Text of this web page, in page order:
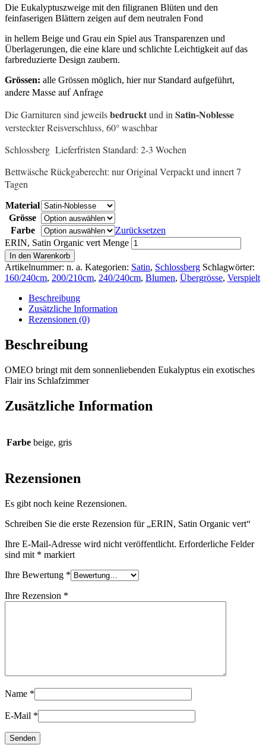
Die Eukalyptuszweige mit den filigranen Blüten und den
feinfaserigen Blättern zeigen auf dem neutralen Fond
in hellem Beige und Grau ein Spiel aus Transparenzen und
Überlagerungen, die eine klare und schlichte Leichtigkeit auf das
farbreduzierte Design zaubern.
Grössen: alle Grössen möglich, hier nur Standard aufgeführt,
andere Masse auf Anfrage
Die Garnituren sind jeweilsbedrucktund in Satin-Noblesse
versteckter Reisverschluss, 60° waschbar
Schlossberg Lieferfristen Standard: 2-3 Wochen
Bettwäsche Rückgaberecht: nur Original Verpackt und innert 7
Tagen
Material
Grösse
Farbe
Zurücksetzen
ERIN, Satin Organic vert Menge
In den Warenkorb
Artikelnummer: n. a. Kategorien: Satin, Schlossberg Schlagwörter:
160/240cm, 200/210cm, 240/240cm, Blumen, Übergrösse, Verspielt
Beschreibung
Zusätzliche Information
Rezensionen (0)
Beschreibung
OMEO bringt mit dem sonnenliebenden Eukalyptus ein exotisches
Flair ins Schlafzimmer
Zusätzliche Information
Farbe beige, gris
Rezensionen
Es gibt noch keine Rezensionen.
Schreiben Sie die erste Rezension für „ERIN, Satin Organic vert“
Ihre E-Mail-Adresse wird nicht veröffentlicht. Erforderliche Felder
sind mit * markiert
Ihre Bewertung *
Ihre Rezension *
Name *
E-Mail *